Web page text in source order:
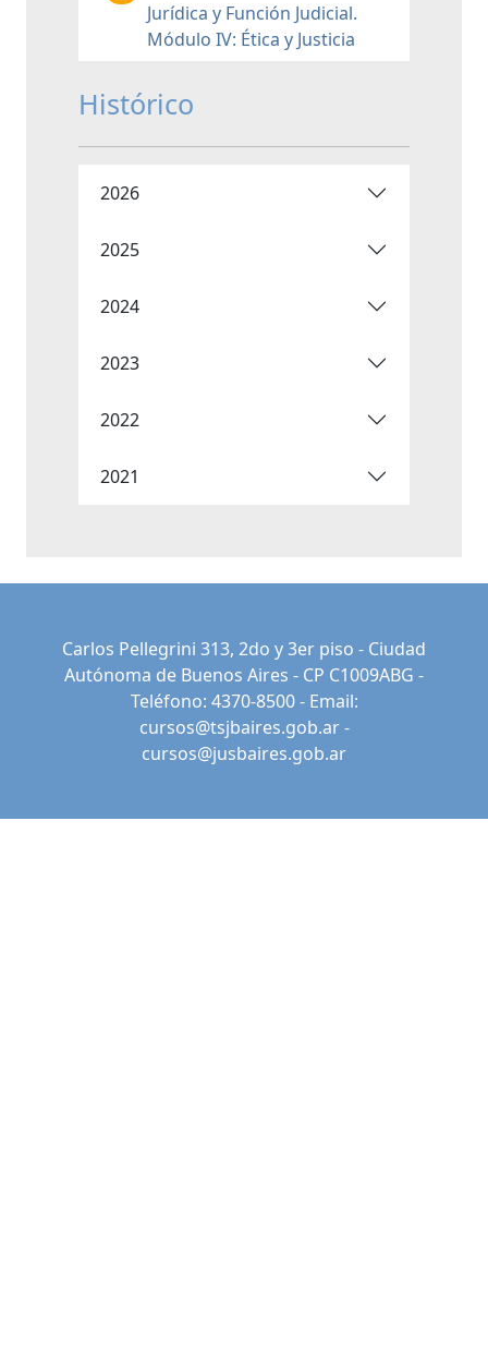
Jurídica y Función Judicial.
Módulo IV: Ética y Justicia
Histórico
2026
2025
2024
2023
2022
2021
Carlos Pellegrini 313, 2do y 3er piso - Ciudad
Autónoma de Buenos Aires - CP C1009ABG -
Teléfono: 4370-8500 - Email:
cursos@tsjbaires.gob.ar-
cursos@jusbaires.gob.ar